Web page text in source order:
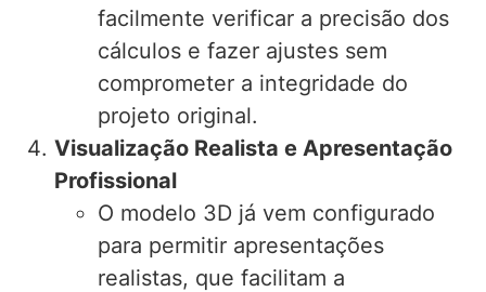
facilmente verificar a precisão dos
cálculos e fazer ajustes sem
comprometer a integridade do
projeto original.
Visualização Realista e Apresentação
Profissional
O modelo 3D já vem configurado
para permitir apresentações
realistas, que facilitam a